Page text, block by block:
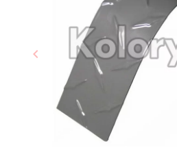
Poprzedni
